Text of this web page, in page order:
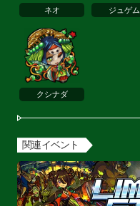
ネオ ジュゲム
クシナダ
関連イベント